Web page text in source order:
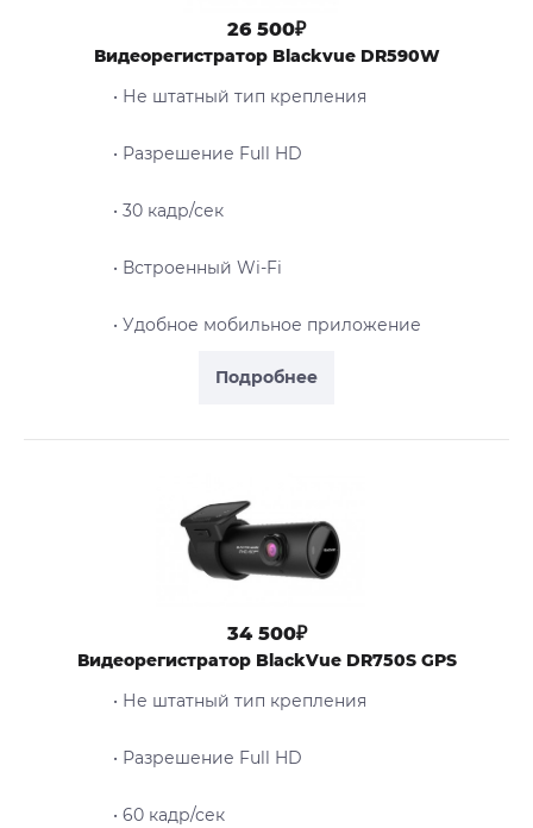
Подробнее
26 500₽
Видеорегистратор Blackvue DR590W
• Не штатный тип крепления
• Разрешение Full HD
• 30 кадр/сек
• Встроенный Wi-Fi
• Удобное мобильное приложение
34 500₽
Видеорегистратор BlackVue DR750S GPS
• Не штатный тип крепления
• Разрешение Full HD
• 60 кадр/сек